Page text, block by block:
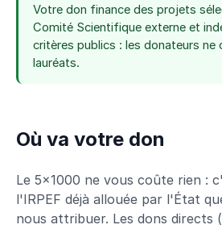
Votre don finance des projets
Comité Scientifique externe et
critères publics : les donateurs ne
lauréats.
Où va votre don
Le 5×1000 ne vous coûte rien :
l'IRPEF déjà allouée par l'État
nous attribuer. Les dons directs